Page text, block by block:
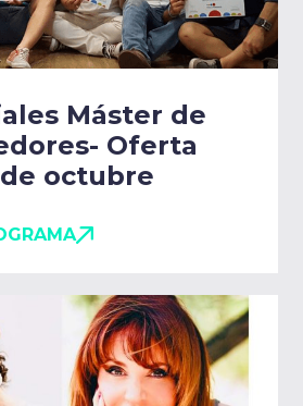
Máster de
Oferta
octubre